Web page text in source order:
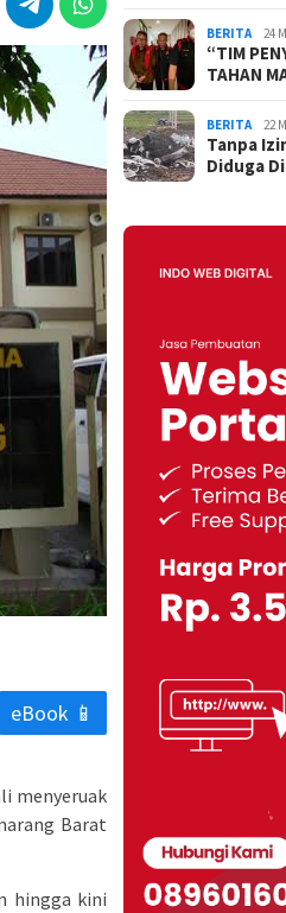
eBook 📱
menyeruak
Barat
hingga kini
BERITA 24
“TIM
TAHAN
BERITA 22
Tanpa
Diduga